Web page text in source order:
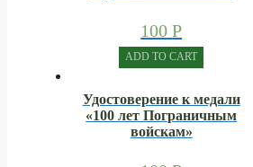
100Р
ADD TO CART
Удостоверение к медали
«100 лет Пограничным
войскам»